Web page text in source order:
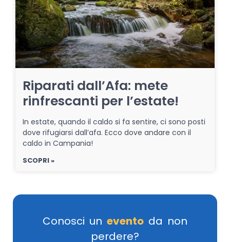
Riparati dall’Afa: mete
rinfrescanti per l’estate!
In estate, quando il caldo si fa sentire, ci sono posti
dove rifugiarsi dall’afa. Ecco dove andare con il
caldo in Campania!
SCOPRI »
Conosci un evento da non
perdere?